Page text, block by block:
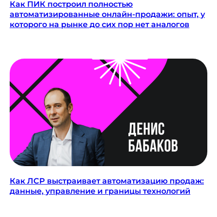
Как ПИК построил полностью
автоматизированные онлайн-продажи: опыт, у
которого на рынке до сих пор нет аналогов
Как ЛСР выстраивает автоматизацию продаж:
данные, управление и границы технологий